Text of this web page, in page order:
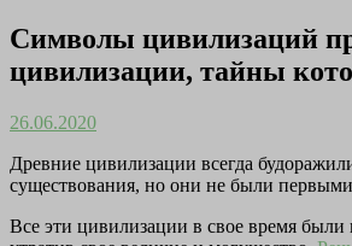
Символы цивилизаций
цивилизации, тайны
26.06.2020
Древние цивилизации всегда
существования, но они не были первыми
Все эти цивилизации в свое время